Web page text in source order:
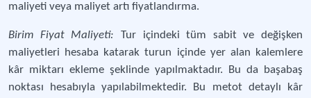
maliyeti veya maliyet artı fiyatlandırma.
Birim Fiyat Maliyeti: Tur içindeki tüm sabit ve değişken
maliyetleri hesaba katarak turun içinde yer alan kalemlere
kâr miktarı ekleme şeklinde yapılmaktadır. Bu da başabaş
noktası hesabıyla yapılabilmektedir. Bu metot detaylı kâr